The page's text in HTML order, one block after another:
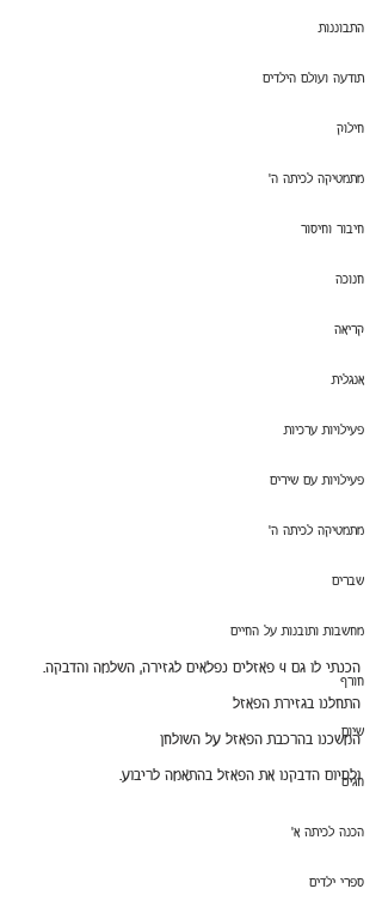
התבוננות
תודעה ועולם הילדים
חילוק
מתמטיקה לכיתה ה'
חיבור וחיסור
חנוכה
קריאה
אנגלית
פעילויות ערכיות
פעילויות עם שירים
מתמטיקה לכיתה ה'
שברים
מחשבות ותובנות על החיים
חורף
שיום
חגים
הכנה לכיתה א'
ספרי ילדים
הכנתי לו גם 4 פאזלים נפלאים לגזירה, השלמה והדבקה.
התחלנו בגזירת הפאזל
המשכנו בהרכבת הפאזל על השולחן
ולסיום הדבקנו את הפאזל בהתאמה לריבוע.